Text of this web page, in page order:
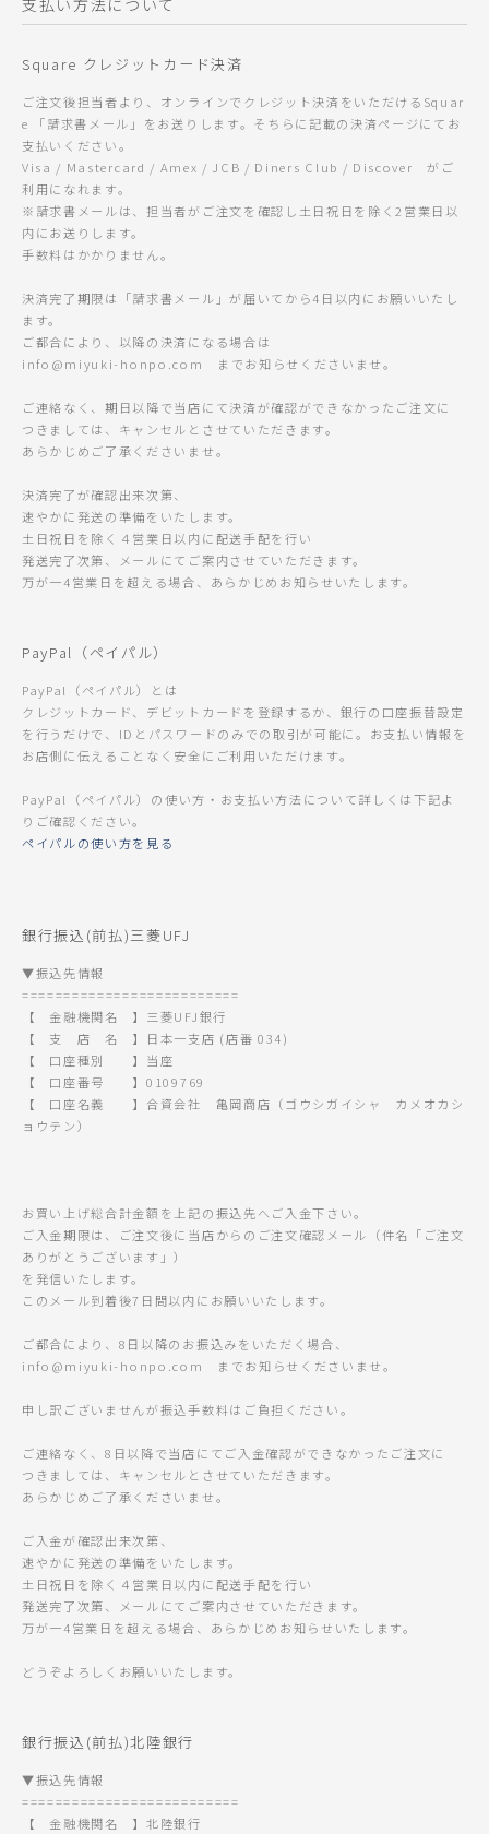
Square クレジットカード決済
ご注文後担当者より、オンラインでクレジット決済をいただけるSquar
e 「請求書メール」をお送りします。そちらに記載の決済ページにてお
支払いください。
Visa / Mastercard / Amex / JCB / Diners Club / Discover がご
利用になれます。
※請求書メールは、担当者がご注文を確認し土日祝日を除く2営業日以
内にお送りします。
手数料はかかりません。
決済完了期限は「請求書メール」が届いてから4日以内にお願いいたし
ます。
ご都合により、以降の決済になる場合は
info@miyuki-honpo.com までお知らせくださいませ。
ご連絡なく、期日以降で当店にて決済が確認ができなかったご注文に
つきましては、キャンセルとさせていただきます。
あらかじめご了承くださいませ。
決済完了が確認出来次第、
速やかに発送の準備をいたします。
土日祝日を除く４営業日以内に配送手配を行い
発送完了次第、メールにてご案内させていただきます。
万が一4営業日を超える場合、あらかじめお知らせいたします。
PayPal（ペイパル）
PayPal（ペイパル）とは
クレジットカード、デビットカードを登録するか、銀行の口座振替設定
を行うだけで、IDとパスワードのみでの取引が可能に。お支払い情報を
お店側に伝えることなく安全にご利用いただけます。
PayPal（ペイパル）の使い方・お支払い方法について詳しくは下記よ
りご確認ください。
ペイパルの使い方を見る
銀行振込(前払)三菱UFJ
▼振込先情報
==========================
【 金融機関名 】三菱UFJ銀行
【 支 店 名 】日本一支店 (店番 034)
【 口座種別 】当座
【 口座番号 】0109769
【 口座名義 】合資会社 亀岡商店（ゴウシガイシャ カメオカシ
ョウテン）
お買い上げ総合計金額を上記の振込先へご入金下さい。
ご入金期限は、ご注文後に当店からのご注文確認メール（件名「ご注文
ありがとうございます」）
を発信いたします。
このメール到着後7日間以内にお願いいたします。
ご都合により、8日以降のお振込みをいただく場合、
info@miyuki-honpo.com までお知らせくださいませ。
申し訳ございませんが振込手数料はご負担ください。
ご連絡なく、8日以降で当店にてご入金確認ができなかったご注文に
つきましては、キャンセルとさせていただきます。
あらかじめご了承くださいませ。
ご入金が確認出来次第、
速やかに発送の準備をいたします。
土日祝日を除く４営業日以内に配送手配を行い
発送完了次第、メールにてご案内させていただきます。
万が一4営業日を超える場合、あらかじめお知らせいたします。
どうぞよろしくお願いいたします。
銀行振込(前払)北陸銀行
▼振込先情報
==========================
【 金融機関名 】北陸銀行